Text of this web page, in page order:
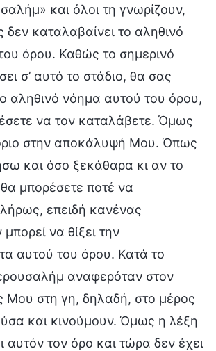
και όλοι τη γνωρίζουν,
καταλαβαίνει το αληθινό
όρου. Καθώς το σημερινό
σ’ αυτό το στάδιο, θα σας
αληθινό νόημα αυτού του όρου,
να τον καταλάβετε. Όμως
στην αποκάλυψή Μου. Όπως
και όσο ξεκάθαρα κι αν το
μπορέσετε ποτέ να
επειδή κανένας
να θίξει την
αυτού του όρου. Κατά το
αναφερόταν στον
Μου στη γη, δηλαδή, στο μέρος
και κινούμουν. Όμως η λέξη
αυτόν τον όρο και τώρα δεν έχει